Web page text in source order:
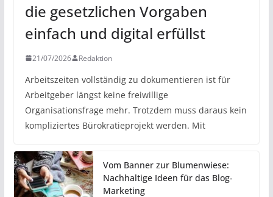
die gesetzlichen Vorgaben
einfach und digital erfüllst
21/07/2026 Redaktion
Arbeitszeiten vollständig zu dokumentieren ist für
Arbeitgeber längst keine freiwillige
Organisationsfrage mehr. Trotzdem muss daraus kein
kompliziertes Bürokratieprojekt werden. Mit
Vom Banner zur Blumenwiese:
Nachhaltige Ideen für das Blog-
Marketing